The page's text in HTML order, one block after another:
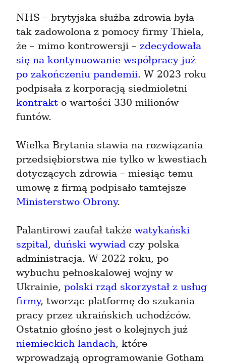
NHS – brytyjska służba zdrowia była
tak zadowolona z pomocy firmy Thiela,
że – mimo kontrowersji – zdecydowała
się na kontynuowanie współpracy już
po zakończeniu pandemii. W 2023 roku
kontrakt o wartości 330 milionów
funtów.
Wielka Brytania stawia na rozwiązania
przedsiębiorstwa nie tylko w kwestiach
dotyczących zdrowia – miesiąc temu
Ministerstwo Obrony.
Palantirowi zaufał także watykański
szpital, duński wywiad czy polska
administracja. W 2022 roku, po
wybuchu pełnoskalowej wojny w
Ukrainie, polski rząd skorzystał z usług
firmy, tworząc platformę do szukania
pracy przez ukraińskich uchodźców.
niemieckich landach, które
wprowadzają oprogramowanie Gotham